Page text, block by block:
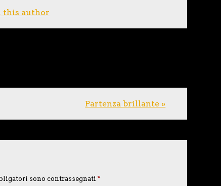
this author
Partenza brillante »
sono contrassegnati *